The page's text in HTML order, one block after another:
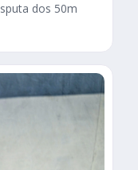
dos 50m